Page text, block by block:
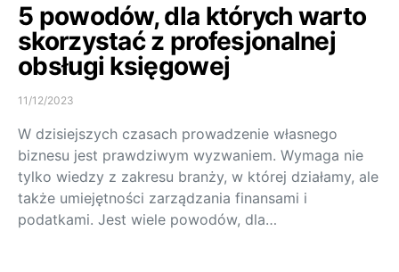
5 powodów, dla których warto
skorzystać z profesjonalnej
obsługi księgowej
11/12/2023
W dzisiejszych czasach prowadzenie własnego
biznesu jest prawdziwym wyzwaniem. Wymaga nie
tylko wiedzy z zakresu branży, w której działamy, ale
także umiejętności zarządzania finansami i
podatkami. Jest wiele powodów, dla…